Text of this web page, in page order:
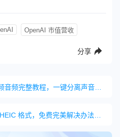
OpenAI 市值营收
分享
剪映PC版提取视频音频完整教程，一键分离声音简单又好用
Windows 打不开 HEIC 格式，免费完美解决办法来了